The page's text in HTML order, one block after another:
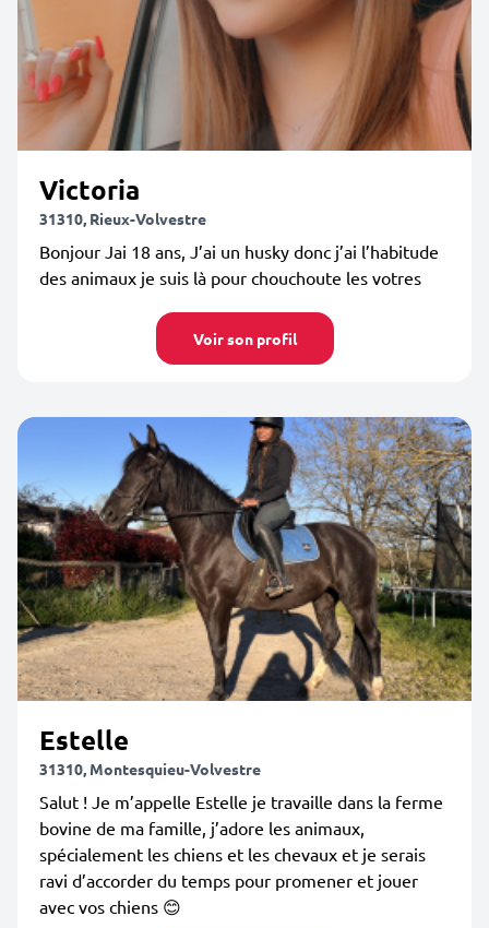
Victoria
31310, Rieux-Volvestre
Bonjour Jai 18 ans, J’ai un husky donc j’ai l’habitude
des animaux je suis là pour chouchoute les votres
Voir son profil
Estelle
31310, Montesquieu-Volvestre
Salut ! Je m’appelle Estelle je travaille dans la ferme
bovine de ma famille, j’adore les animaux,
spécialement les chiens et les chevaux et je serais
ravi d’accorder du temps pour promener et jouer
avec vos chiens 😊